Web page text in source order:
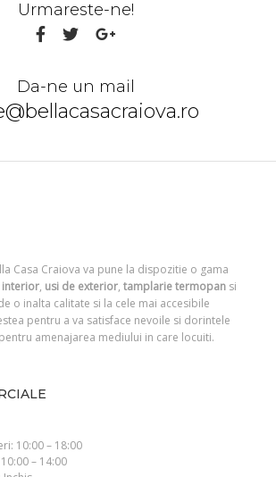
Urmareste-ne!
Da-ne un mail
Casa Craiova va pune la dispozitie o gama
interior, usi de exterior, tamplarie termopansi
o inalta calitate si la cele mai accesibile
pentru a va satisface nevoile si dorintele
amenajarea mediului in care locuiti.
10:00 – 18:00
– 14:00